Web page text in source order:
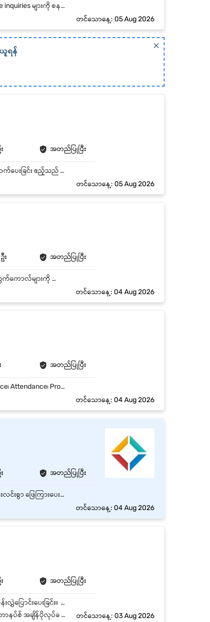
ကျောင်းသားများ၊ မိဘများနှင့် ဧည့်သည်များကို နွေးထွေးစွာ ကြိုဆိုကူညီပေးခြင်း။ ဖုန်း၊ Email နှင့် Online inquiries များကို စနစ်တကျ စီမံဖြေရှင်းခြင်း။ Data entry, scheduling စသည့် အုပ်ချုပ်ရေးလုပ်ငန်းများ ဆောင်ရွက်ခြင်း။ ဆရာများ (Instructor) နှင့် Staff များအကြား ဆက်သွယ်ရေးကို ကူညီပံ့ပိုးခြင်း။
တင်သောနေ့: 05 Aug 2026
ယူရန်
အတည်ပြုပြီး
Front Desk ကို နေ့စဉ် စီမံခန့်ခွဲခြင်း ဖုန်းခေါ်ဆိုမှုများ လက်ခံဖြေကြားခြင်းနှင့် သက်ဆိုင်ရာဌာနသို့ ချိတ်ဆက်ပေးခြင်း ဧည့်သည် / Client များ၏ အဝင်အထွက် မှတ်တမ်းတင်ခြင်း အစည်းအဝေးခန်း စီစဉ်ပေးခြင်းနှင့် Booking စီမံခန့်ခွဲခြင်း စာပို့၊ ကုန်ပစ္စည်းပို့ပို့ (Courier / Parcel) လက်ခံခြင်းနှင့် မှတ်တမ်းထိန်းသိမ်းခြင်း ရုံးသုံးပစ္စည်းများ စာရင်းထိန်းသိမ်းခြင်း နေ့စဉ် Visitor Report တင်ပြခြင်း ကုမ္ပဏီ၏ Professional Image ကို ထိန်းသိမ်းခြင်း Admin / HR အဖွဲ့ကို လိုအပ်သလို ကူညီထောက်ပံ့ခြင်း
တင်သောနေ့: 05 Aug 2026
း အတည်ပြုပြီး
• စကားပြောကောင်းမွန်ပြီး ယဉ်ကျေးလေးစားစွာ ဆက်ဆံတတ်သူ ဖြစ်ရမည်။ • ဖုန်းအဝင်ကောလ် / အထွက်ကောလ်များကို ကောင်းမွန်စွာ ကိုင်တွယ်နိုင်ရမည်။ • Duty အဆိုင်းများဖြင့် ဆင်းနိုင်သူ ဖြစ်ရမည်။ • အသင်းအဖွဲ့နှင့် ပူးပေါင်းလုပ်ကိုင်နိုင်ရမည်။ • အသက် ၁၈ နှစ်မှ အသက် ၃၀ အတွင်း လျှောက်ထားနိုင်ပါသည်။
တင်သောနေ့: 04 Aug 2026
အတည်ပြုပြီး
• Contact Center Project များရှိ Agents များကို စီမံခန့်ခွဲခြင်းနှင့် ကြီးကြပ်ခြင်း။ • Team Performance၊ Attendance၊ Productivity နှင့် Service Quality တို့ကို စောင့်ကြည့်၍ တိုးတက်အောင် ဆောင်ရွက်ခြင်း။ • Agents များအား Coaching၊ Training နှင့် Performance Improvement Plan များ ဆောင်ရွက်ပေးခြင်း။ • Customer Escalation နှင့် အရေးကြီးသော Complaint များကို အချိန်မီ ကိုင်တွယ်ဖြေရှင်းခြင်း။ • Daily / Weekly Operational Reports များ ပြုစု၍ လုပ်ငန်းစွမ်းဆောင်ရည်ကို ခွဲခြမ်းစိတ်ဖြာခြင်း။ • Customers၊ Vendors နှင့် Internal Teams များနှင့် ညှိနှိုင်းပူးပေါင်းဆောင်ရွက်ခြင်း။ • SOPs၊ Project Requirements နှင့် Company Policies များကို လိုက်နာဆောင်ရွက်စေခြင်း။
တင်သောနေ့: 04 Aug 2026
အတည်ပြုပြီး
Customer များအား ပျော်ရွှင်ဖော်ရွေစွာ ကြိုဆိုဝန်ဆောင်မှုပေးပြီး လိုအပ်သော အချက်အလက်များကို ရှင်းလင်းစွာ ဖြေကြားပေးရပါမည်။ Customer များ၏ မေးမြန်းမှုများနှင့် တောင်းဆိုချက်များကို ဖြေရှင်းရပါမည်။ ကောင်းမွန်သော Customer Service အတွေ့အကြုံကို ပေးစွမ်းနိုင်ရပါမည်။
တင်သောနေ့: 04 Aug 2026
အတည်ပြုပြီး
ရုံးသို့ လာရောက်သည့် ဧည့်သည်များကို နှုတ်ဆက်ခြင်း၊၊ အဝင်အထွက်ဖုန်းခေါ်ဆိုမှုများကို ဖြေကြားခြင်း၊ ဖုန်းလွှဲပြောင်းပေးခြင်း။ လိုအပ်သော စာရေးကိရိယာနှင့် ပစ္စည်းအားလုံး (ဥပမာ၊ ဖောင်တိန်၊ ဖောင်များနှင့် စာရွက်စာတမ်း) တို့ဖြင့် ဧည့်ခံဧရိယာကို သန့်ရှင်းသပ်ရပ်စွာ ထားရှိခြင်း၊၊ ပြက္ခဒိန်များနှင့် အစည်းအဝေးများ အချိန်ဇယားများကို အပ်ဒိတ်လုပ်ခြင်း၊၊ ဝန်ထမ်းများခရီးသွားခြင်း၊ တည်းခိုခြင်းနှင့်ပတ်သက်သည့်လိုအပ်သော အချက်အလက်များကို စုဆောင်းခြင်း၊ စီစဉ်ပေးခြင်း။ စာရွက်စာတမ်းပြင်ဆင်ခြင်း၊ မိတ္တူကူးခြင်း၊ စာရေးခြင်း နှင့် ဖက်စ်ထုတ်ခြင်းစသည့် အခြားသော စာအဝင်အထွက် တာဝန်များကို ထမ်းဆောင်ခြင်း၊၊
န်အမ်းငွေ အတိုးမဲ့ချေးငွေ တင်သောနေ့: 03 Aug 2026